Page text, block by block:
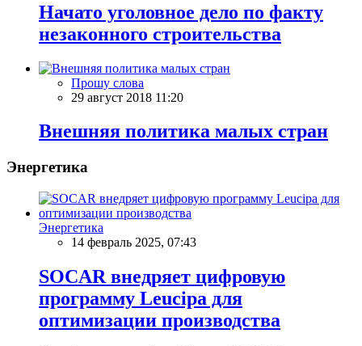
Начато уголовное дело по факту
незаконного строительства
Прошу слова
29 август 2018 11:20
Внешняя политика малых стран
Энергетика
Энергетика
14 февраль 2025, 07:43
SOCAR внедряет цифровую
программу Leucipa для
оптимизации производства